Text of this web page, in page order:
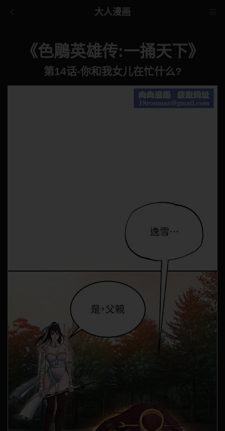
大人漫画
《色鵰英雄传:一捅天下》
第14话-你和我女儿在忙什么?